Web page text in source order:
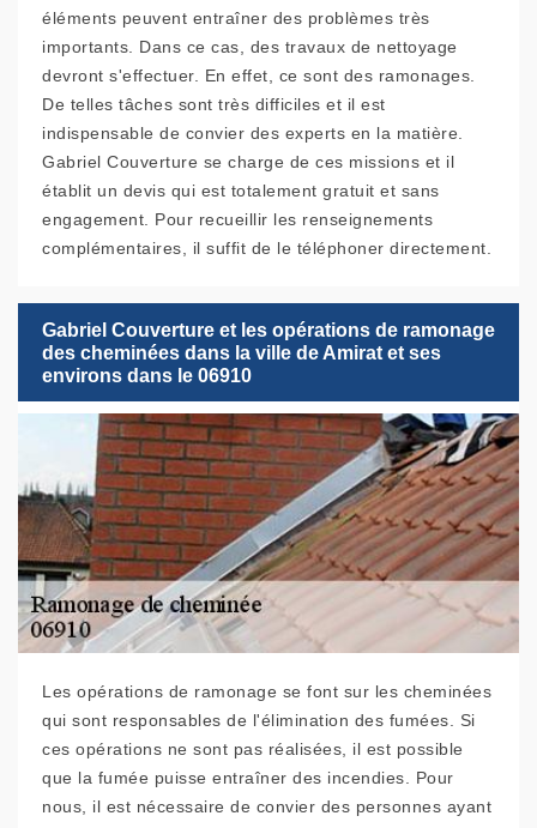
éléments peuvent entraîner des problèmes très
importants. Dans ce cas, des travaux de nettoyage
devront s'effectuer. En effet, ce sont des ramonages.
De telles tâches sont très difficiles et il est
indispensable de convier des experts en la matière.
Gabriel Couverture se charge de ces missions et il
établit un devis qui est totalement gratuit et sans
engagement. Pour recueillir les renseignements
complémentaires, il suffit de le téléphoner directement.
Gabriel Couverture et les opérations de ramonage
des cheminées dans la ville de Amirat et ses
environs dans le 06910
Les opérations de ramonage se font sur les cheminées
qui sont responsables de l'élimination des fumées. Si
ces opérations ne sont pas réalisées, il est possible
que la fumée puisse entraîner des incendies. Pour
nous, il est nécessaire de convier des personnes ayant